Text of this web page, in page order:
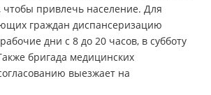
привлечь население. Для
граждан диспансеризацию
дни с 8 до 20 часов, в субботу
бригада медицинских
выезжает на